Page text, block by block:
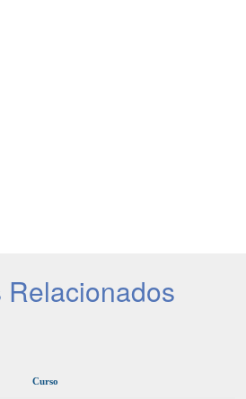
Relacionados
Curso